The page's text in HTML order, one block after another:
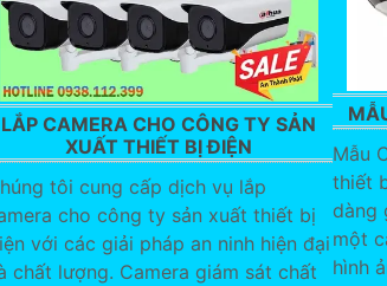
LẮP CAMERA CHO CÔNG TY SẢN
XUẤT THIẾT BỊ ĐIỆN
tôi cung cấp dịch vụ lắp
cho công ty sản xuất thiết bị
với các giải pháp an ninh hiện đại
chất lượng. Camera giám sát chất
Mẫu
thiết
dàng
một
hình